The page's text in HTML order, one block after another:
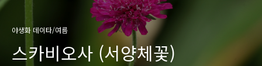
야생화 데이타/여름
스카비오사 (서양체꽃)